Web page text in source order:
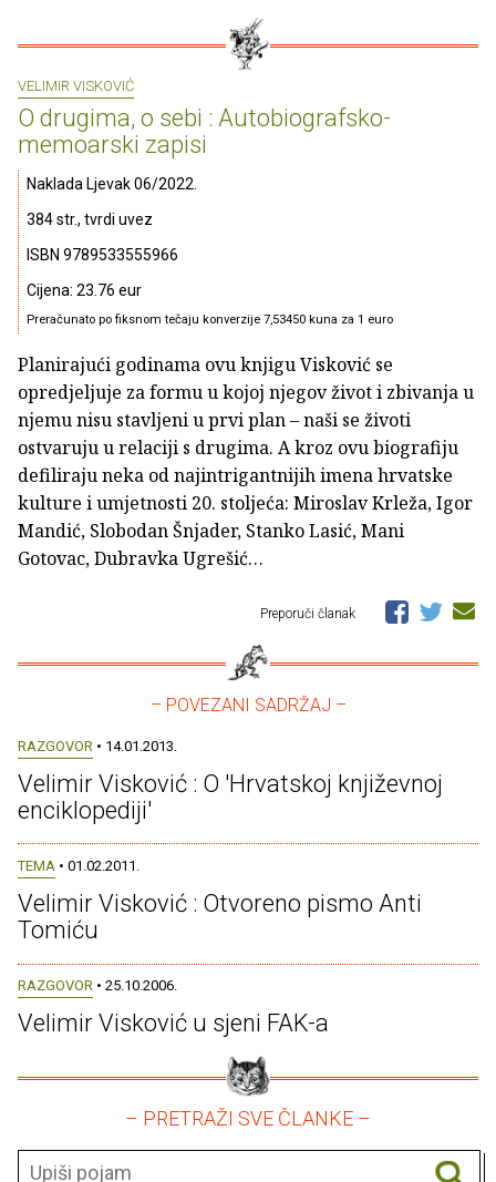
VELIMIR VISKOVIĆ
O drugima, o sebi : Autobiografsko-
memoarski zapisi
Naklada Ljevak 06/2022.
384 str., tvrdi uvez
ISBN 9789533555966
Cijena: 23.76 eur
Preračunato po fiksnom tečaju konverzije 7,53450 kuna za 1 euro
Planirajući godinama ovu knjigu Visković se
opredjeljuje za formu u kojoj njegov život i zbivanja u
njemu nisu stavljeni u prvi plan – naši se životi
ostvaruju u relaciji s drugima. A kroz ovu biografiju
defiliraju neka od najintrigantnijih imena hrvatske
kulture i umjetnosti 20. stoljeća: Miroslav Krleža, Igor
Mandić, Slobodan Šnjader, Stanko Lasić, Mani
Gotovac, Dubravka Ugrešić…
Preporuči članak
– POVEZANI SADRŽAJ –
RAZGOVOR • 14.01.2013.
Velimir Visković : O 'Hrvatskoj književnoj
enciklopediji'
TEMA • 01.02.2011.
Velimir Visković : Otvoreno pismo Anti
Tomiću
RAZGOVOR • 25.10.2006.
Velimir Visković u sjeni FAK-a
– PRETRAŽI SVE ČLANKE –